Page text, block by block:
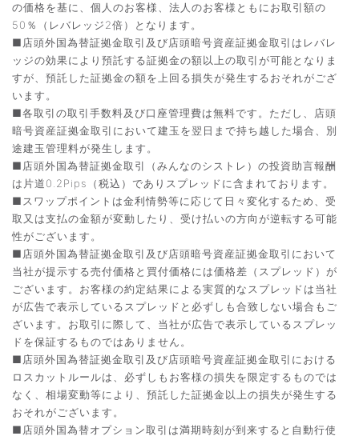
の価格を基に、個人のお客様、法人のお客様ともにお取引額の
50％（レバレッジ2倍）となります。
■店頭外国為替証拠金取引及び店頭暗号資産証拠金取引はレバレ
ッジの効果により預託する証拠金の額以上の取引が可能となりま
すが、預託した証拠金の額を上回る損失が発生するおそれがござ
います。
■各取引の取引手数料及び口座管理費は無料です。ただし、店頭
暗号資産証拠金取引において建玉を翌日まで持ち越した場合、別
途建玉管理料が発生します。
■店頭外国為替証拠金取引（みんなのシストレ）の投資助言報酬
は片道0.2Pips（税込）でありスプレッドに含まれております。
■スワップポイントは金利情勢等に応じて日々変化するため、受
取又は支払の金額が変動したり、受け払いの方向が逆転する可能
性がございます。
■店頭外国為替証拠金取引及び店頭暗号資産証拠金取引において
当社が提示する売付価格と買付価格には価格差（スプレッド）が
ございます。お客様の約定結果による実質的なスプレッドは当社
が広告で表示しているスプレッドと必ずしも合致しない場合もご
ざいます。お取引に際して、当社が広告で表示しているスプレッ
ドを保証するものではありません。
■店頭外国為替証拠金取引及び店頭暗号資産証拠金取引における
ロスカットルールは、必ずしもお客様の損失を限定するものでは
なく、相場変動等により、預託した証拠金以上の損失が発生する
おそれがございます。
■店頭外国為替オプション取引は満期時刻が到来すると自動行使